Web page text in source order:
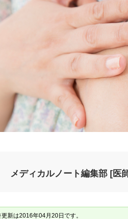
メディカルノート編集部 [医
新は2016年04月20日です。